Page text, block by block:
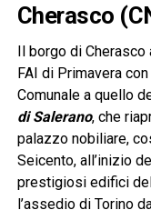
Cherasco
Il borgo di
FAI di Primavera
Comunale a quello
di Salerano, che
palazzo nobiliare,
Seicento, all’inizio
prestigiosi edifici
l’assedio di Torino